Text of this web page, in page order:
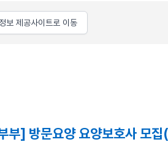
보 제공사이트로 이동
] 방문요양 요양보호사 모집